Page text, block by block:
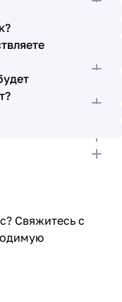
монтаже,
как и
мои вопросы,
нашей
и
по-
Свяжитесь с